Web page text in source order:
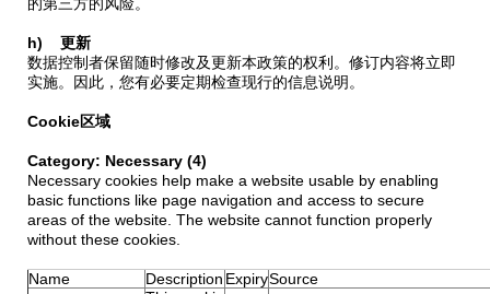
h) 更新
数据控制者保留随时修改及更新本政策的权利。修订内容将立即
实施。因此，您有必要定期检查现行的信息说明。
Cookie区域
Category: Necessary (4)
Necessary cookies help make a website usable by enabling
basic functions like page navigation and access to secure
areas of the website. The website cannot function properly
without these cookies.
Name Description ExpirySource